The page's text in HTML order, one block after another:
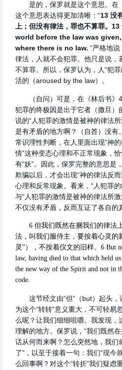
是的，保罗就是这个意思。在
这个意思表达得更加清晰：“13 没
上；但没有律法，罪也不算罪。
world before the law was
where there is no law. ”严格地
律法，人就不会犯罪。他只是说，
不算罪。所以，保罗认为，人“犯
活的（aroused by the law）。
（自问）可是，在《林后书
犯罪的终极因是出于它者（撒旦）
说的“人犯罪的激情是被神的律法
是有矛盾的地方啊？（自答）没有
常识理性判断，在人里面出现“神
情”这种变态心理和不正常现象，
有“妖”。因此，保罗完整的意思是
欺骗以后，才会出现“神的律法反
心理和反常现象。看来，“人犯罪
与“人犯罪的激情是被神的律法所
不仅没有矛盾，反而互证了各自的
6 但我们既然在捆我们的律法
法，叫我们服侍主，要按着心灵的
灵”），不按着仪文的旧样。6 But
law, having died to that which held
the new way of the Spirit and not in
code.
这节经文由“但”（but）起头
为这个“转转”意义重大，不可轻易
么呢？让我们细细咀嚼。我发现，
理解的地方。保罗说，“我们既然
话从何而来啊？怎么突然地，我们
了”，以至于接着一句：我们“现
么回事啊？对这个“转折”我们疑虑